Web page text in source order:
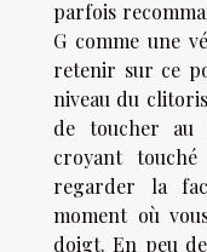
parfois
G comme une
retenir sur ce
niveau du
de toucher
croyant
regarder la
moment où
doigt. En peu